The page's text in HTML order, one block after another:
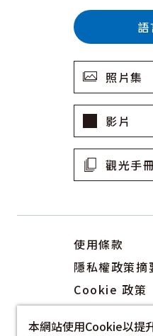
照片集
影片
觀光手
使用條款
隱私權政策摘
Cookie 政策
語
本網站使用Cookie以提